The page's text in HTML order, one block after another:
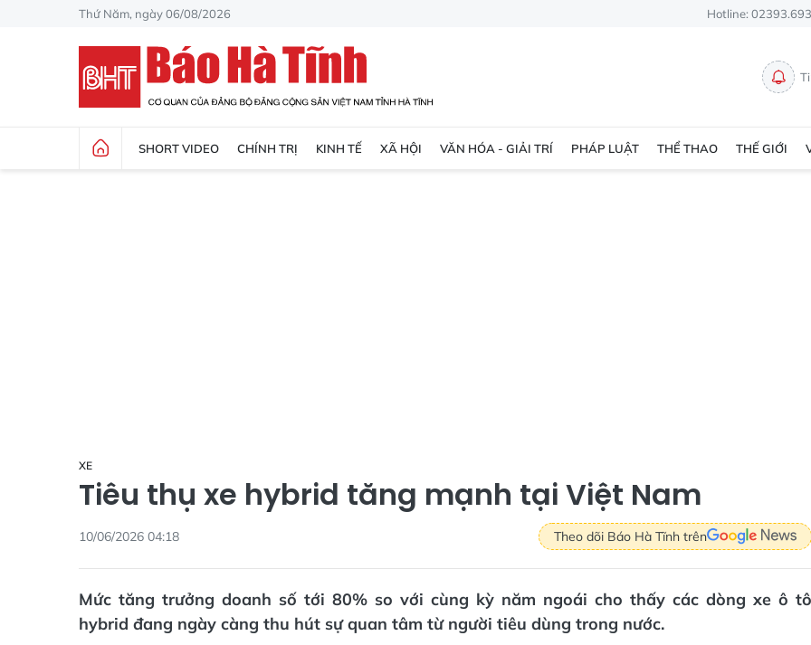
Thứ Năm, ngày 06/08/2026 Hotline:
SHORT VIDEO CHÍNH TRỊ KINH TẾ XÃ HỘI VĂN HÓA - GIẢI TRÍ PHÁP LUẬT THỂ THAO THẾ GIỚI
XE
Tiêu thụ xe hybrid tăng mạnh tại Việt Nam
10/06/2026 04:18 Theo dõi Báo Hà Tĩnh trên
Mức tăng trưởng doanh số tới 80% so với cùng kỳ năm ngoái cho thấy các dòng xe ô tô
hybrid đang ngày càng thu hút sự quan tâm từ người tiêu dùng trong nước.